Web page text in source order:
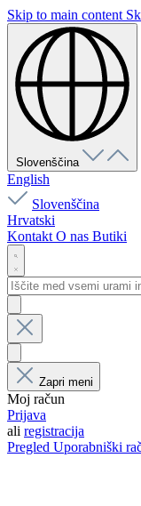
Skip to main content
Slovenščina
English
Slovenščina
Hrvatski
Kontakt O nas Butiki
Zapri meni
Moj račun
Prijava
ali registracija
Pregled Uporabniški